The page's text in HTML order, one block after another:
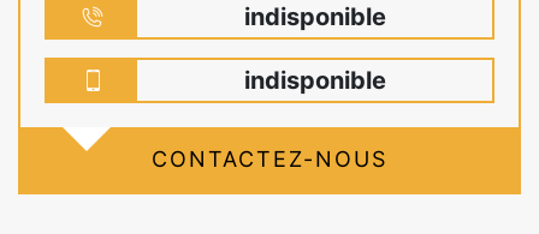
indisponible
indisponible
CONTACTEZ-NOUS